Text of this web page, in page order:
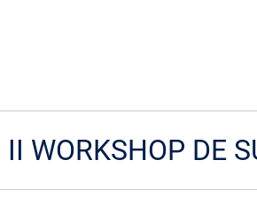
WORKSHOP DE